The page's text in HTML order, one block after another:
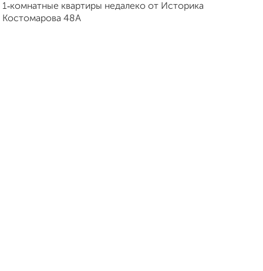
1‑комнатные квартиры недалеко от Историка
Костомарова 48А